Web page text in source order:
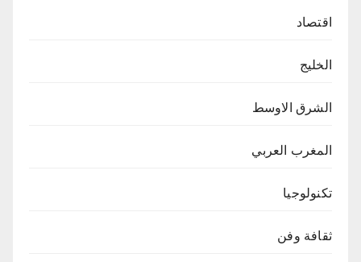
اقتصاد
الخليج
الشرق الاوسط
المغرب العربي
تكنولوجيا
ثقافة وفن